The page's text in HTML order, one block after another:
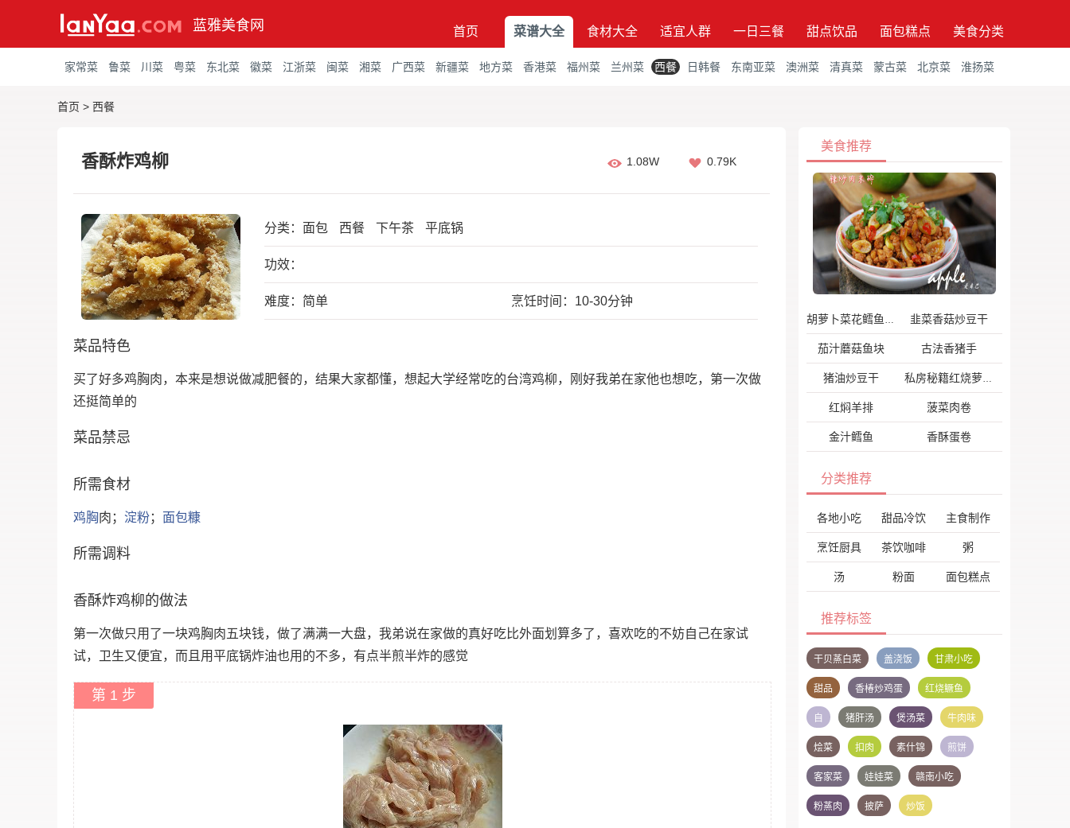
蓝雅美食网 首页 菜谱大全 食材大全 适宜人群 一日三餐 甜点饮品 面包糕点 美食分类
家常菜 鲁菜 川菜 粤菜 东北菜 徽菜 江浙菜 闽菜 湘菜 广西菜 新疆菜 地方菜 香港菜 福州菜 兰州菜 西餐 日韩餐 东南亚菜 澳洲菜 清真菜 蒙古菜 北京菜 淮扬菜
首页 > 西餐
香酥炸鸡柳 1.08W 0.79K
分类： 面包 西餐 下午茶 平底锅
功效：
难度：简单 烹饪时间：10-30分钟
菜品特色
买了好多鸡胸肉，本来是想说做减肥餐的，结果大家都懂，想起大学经常吃的台湾鸡柳，刚好我弟在家他也想吃，第一次做
还挺简单的
菜品禁忌
所需食材
鸡胸肉； 淀粉； 面包糠
所需调料
香酥炸鸡柳的做法
第一次做只用了一块鸡胸肉五块钱，做了满满一大盘，我弟说在家做的真好吃比外面划算多了，喜欢吃的不妨自己在家试
试，卫生又便宜，而且用平底锅炸油也用的不多，有点半煎半炸的感觉
第 1 步
美食推荐
胡萝卜菜花鳕鱼米粉 韭菜香菇炒豆干
茄汁蘑菇鱼块 古法香猪手
猪油炒豆干 私房秘籍红烧萝卜
红焖羊排 菠菜肉卷
金汁鳕鱼 香酥蛋卷
分类推荐
各地小吃 甜品冷饮 主食制作
烹饪厨具 茶饮咖啡 粥
汤 粉面 面包糕点
推荐标签
干贝蒸白菜 盖浇饭 甘肃小吃
甜品 香椿炒鸡蛋 红烧鳜鱼
自 猪肝汤 煲汤菜 牛肉味
烩菜 扣肉 素什锦 煎饼
客家菜 娃娃菜 赣南小吃
粉蒸肉 披萨 炒饭